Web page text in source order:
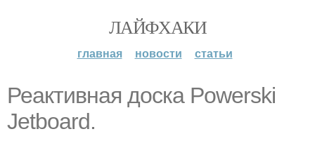
ЛАЙФХАКИ
главная новости статьи
Реактивная доска Powerski
Jetboard.